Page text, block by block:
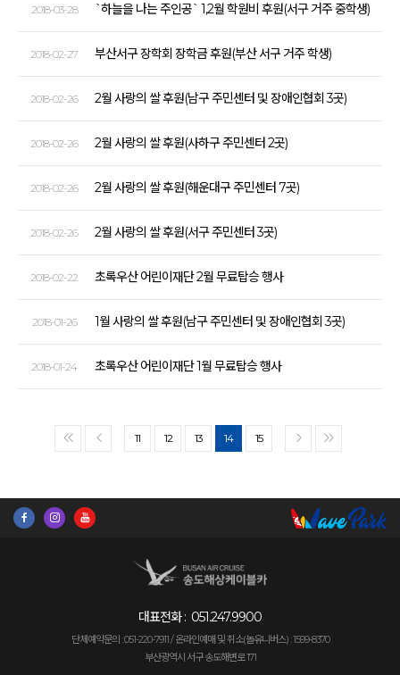
2018-03-28 `하늘을 나는 주인공` 1,2월 학원비 후원(서구 거주 중학생)
2018-02-27 부산서구 장학회 장학금 후원(부산 서구 거주 학생)
2018-02-26 2월 사랑의 쌀 후원(남구 주민센터 및 장애인협회 3곳)
2018-02-26 2월 사랑의 쌀 후원(사하구 주민센터 2곳)
2018-02-26 2월 사랑의 쌀 후원(해운대구 주민센터 7곳)
2018-02-26 2월 사랑의 쌀 후원(서구 주민센터 3곳)
2018-02-22 초록우산 어린이재단 2월 무료탑승 행사
2018-01-26 1월 사랑의 쌀 후원(남구 주민센터 및 장애인협회 3곳)
2018-01-24 초록우산 어린이재단 1월 무료탑승 행사
<< < 11 12 13 14 15 > >>
대표전화 : 051.247.9900
단체예약문의 : 051-220-7911 / 온라인예매 및 취소(놀유니버스) : 1599-8370
부산광역시 서구 송도해변로 171